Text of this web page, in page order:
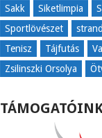
Sakk
Siketlimpia
Sportlövészet
Tenisz
Tájfutás
Zsilinszki Orsolya